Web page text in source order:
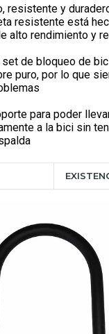
resistente y
resistente está
alto rendimiento y
set de bloqueo de
puro, por lo que
para poder
a la bici sin